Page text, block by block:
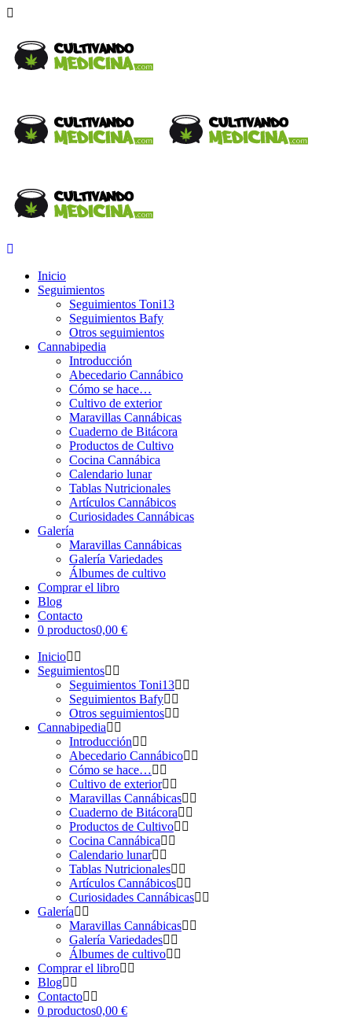
Inicio
Seguimientos
Seguimientos Toni13
Seguimientos Bafy
Otros seguimientos
Cannabipedia
Introducción
Abecedario Cannábico
Cómo se hace…
Cultivo de exterior
Maravillas Cannábicas
Cuaderno de Bitácora
Productos de Cultivo
Cocina Cannábica
Calendario lunar
Tablas Nutricionales
Artículos Cannábicos
Curiosidades Cannábicas
Galería
Maravillas Cannábicas
Galería Variedades
Álbumes de cultivo
Comprar el libro
Blog
Contacto
0 productos0,00 €
Inicio
Seguimientos
Seguimientos Toni13
Seguimientos Bafy
Otros seguimientos
Cannabipedia
Introducción
Abecedario Cannábico
Cómo se hace…
Cultivo de exterior
Maravillas Cannábicas
Cuaderno de Bitácora
Productos de Cultivo
Cocina Cannábica
Calendario lunar
Tablas Nutricionales
Artículos Cannábicos
Curiosidades Cannábicas
Galería
Maravillas Cannábicas
Galería Variedades
Álbumes de cultivo
Comprar el libro
Blog
Contacto
0 productos0,00 €